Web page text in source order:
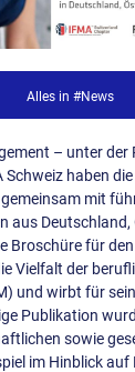
Alles in #News
– unter der
haben
mit
aus Deutschland,
Broschüre für
Vielfalt der
und wirbt für
Publikation
sowie
im Hinblick auf